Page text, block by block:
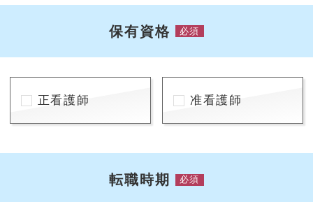
保有資格 必須
正看護師 准看護師
転職時期 必須